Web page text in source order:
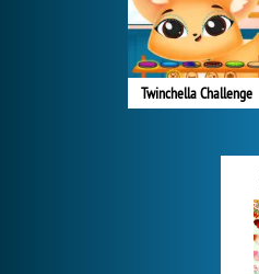
Twinchella Challenge